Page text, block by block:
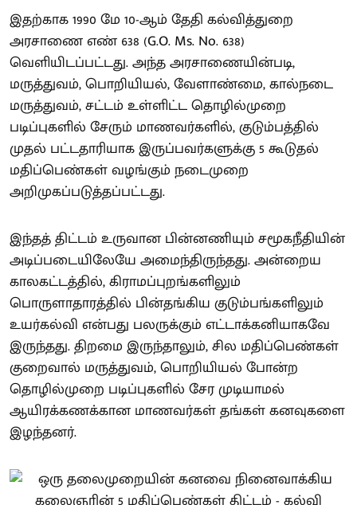
இதற்காக 1990 மே 10-ஆம் தேதி கல்வித்துறை
அரசாணை எண் 638 (G.O. Ms. No. 638)
வெளியிடப்பட்டது. அந்த அரசாணையின்படி,
மருத்துவம், பொறியியல், வேளாண்மை, கால்நடை
மருத்துவம், சட்டம் உள்ளிட்ட தொழில்முறை
படிப்புகளில் சேரும் மாணவர்களில், குடும்பத்தில்
முதல் பட்டதாரியாக இருப்பவர்களுக்கு 5 கூடுதல்
மதிப்பெண்கள் வழங்கும் நடைமுறை
அறிமுகப்படுத்தப்பட்டது.
இந்தத் திட்டம் உருவான பின்னணியும் சமூகநீதியின்
அடிப்படையிலேயே அமைந்திருந்தது. அன்றைய
காலகட்டத்தில், கிராமப்புறங்களிலும்
பொருளாதாரத்தில் பின்தங்கிய குடும்பங்களிலும்
உயர்கல்வி என்பது பலருக்கும் எட்டாக்கனியாகவே
இருந்தது. திறமை இருந்தாலும், சில மதிப்பெண்கள்
குறைவால் மருத்துவம், பொறியியல் போன்ற
தொழில்முறை படிப்புகளில் சேர முடியாமல்
ஆயிரக்கணக்கான மாணவர்கள் தங்கள் கனவுகளை
இழந்தனர்.